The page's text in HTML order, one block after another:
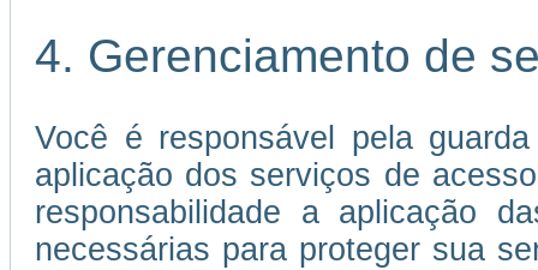
4. Gerenciamento de
Você é responsável pela
aplicação dos serviços de
responsabilidade a aplicação
necessárias para proteger sua